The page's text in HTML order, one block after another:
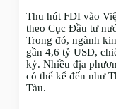
Thu hút FDI vào
theo Cục Đầu tư
Trong đó, ngành
gần 4,6 tỷ USD,
ký. Nhiều địa
có thể kể đến như
Tàu.